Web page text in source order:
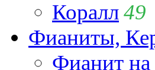
Коралл49
Фианиты,
Фианит на